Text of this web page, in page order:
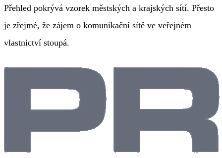
Přehled pokrývá vzorek městských a krajských sítí. Přesto
je zřejmé, že zájem o komunikační sítě ve veřejném
vlastnictví stoupá.